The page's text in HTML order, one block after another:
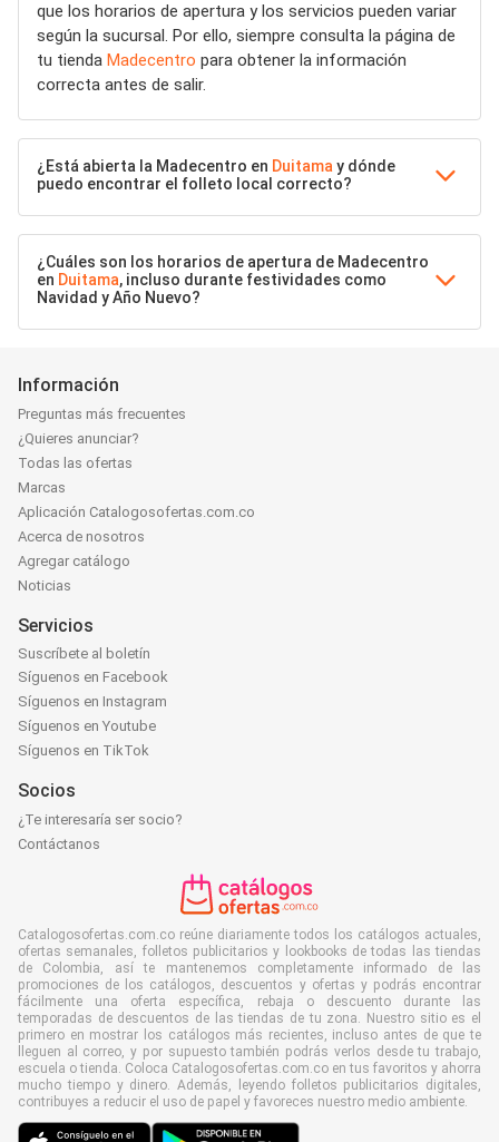
que los horarios de apertura y los servicios pueden variar
según la sucursal. Por ello, siempre consulta la página de
tu tienda Madecentro para obtener la información
correcta antes de salir.
¿Está abierta la Madecentro en Duitama y dónde
puedo encontrar el folleto local correcto?
¿Cuáles son los horarios de apertura de Madecentro
en Duitama, incluso durante festividades como
Navidad y Año Nuevo?
Información
Preguntas más frecuentes
¿Quieres anunciar?
Todas las ofertas
Marcas
Aplicación Catalogosofertas.com.co
Acerca de nosotros
Agregar catálogo
Noticias
Servicios
Suscríbete al boletín
Síguenos en Facebook
Síguenos en Instagram
Síguenos en Youtube
Síguenos en TikTok
Socios
¿Te interesaría ser socio?
Contáctanos
Catalogosofertas.com.co reúne diariamente todos los catálogos actuales,
ofertas semanales, folletos publicitarios y lookbooks de todas las tiendas
de Colombia, así te mantenemos completamente informado de las
promociones de los catálogos, descuentos y ofertas y podrás encontrar
fácilmente una oferta específica, rebaja o descuento durante las
temporadas de descuentos de las tiendas de tu zona. Nuestro sitio es el
primero en mostrar los catálogos más recientes, incluso antes de que te
lleguen al correo, y por supuesto también podrás verlos desde tu trabajo,
escuela o tienda. Coloca Catalogosofertas.com.co en tus favoritos y ahorra
mucho tiempo y dinero. Además, leyendo folletos publicitarios digitales,
contribuyes a reducir el uso de papel y favoreces nuestro medio ambiente.